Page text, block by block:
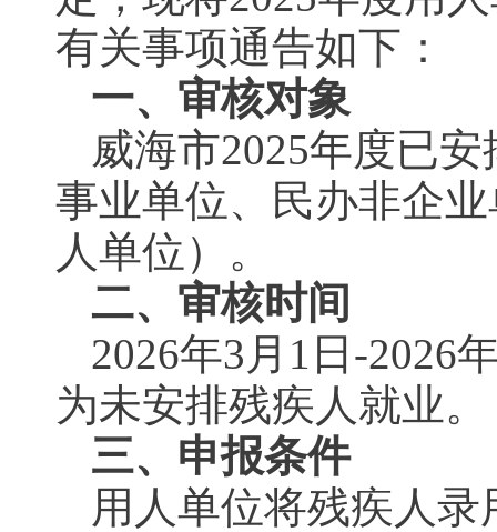
有关事项通告如下：
一、审核对象
威海市2025年度已
事业单位、民办非企
人单位）。
二、审核时间
2026年3月1日-2026
为未安排残疾人就业。
三、申报条件
用人单位将残疾人